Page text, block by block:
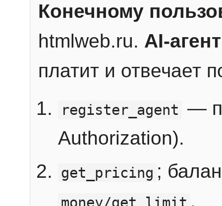
Конечному
htmlweb.ru. AI-агент
платит и отвечает
register_agent —
Authorization).
get_pricing ;
.